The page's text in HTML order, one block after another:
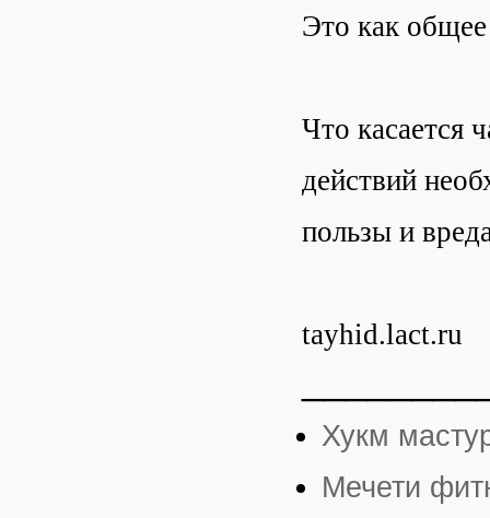
Это как
Что касается
действий
пользы и
tayhid.lact.ru
Хукм
Мечети